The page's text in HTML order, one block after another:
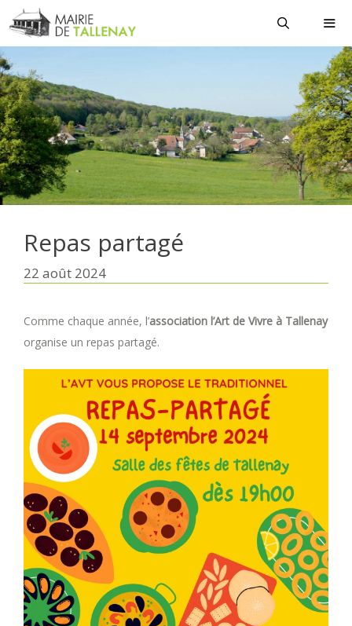
Aller
au
contenu
Repas partagé
22 août 2024
Comme chaque année, l’association l’Art de Vivre à Tallenay
organise un repas partagé.